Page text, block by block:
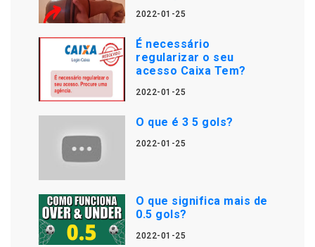
2022-01-25
É necessário
regularizar o seu
acesso Caixa Tem?
2022-01-25
O que é 3 5 gols?
2022-01-25
O que significa mais de
0.5 gols?
2022-01-25